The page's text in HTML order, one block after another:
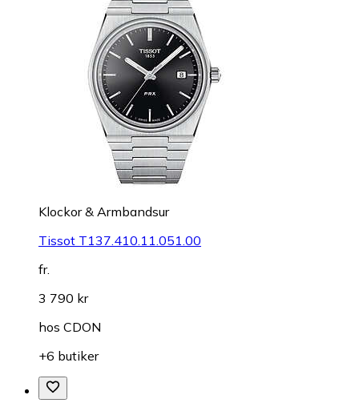
Klockor & Armbandsur
Tissot T137.410.11.051.00
fr.
3 790 kr
hos CDON
+6 butiker